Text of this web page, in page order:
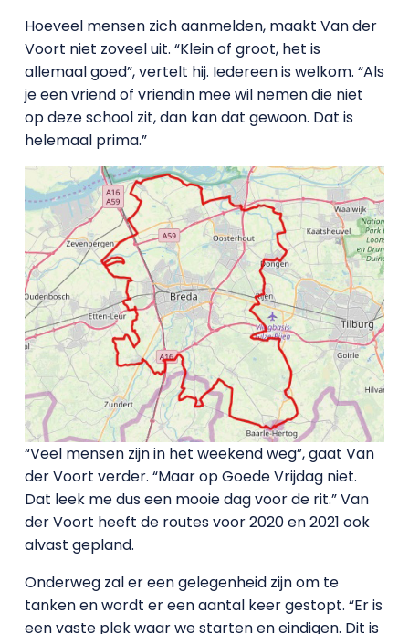
Hoeveel mensen zich aanmelden, maakt Van der
Voort niet zoveel uit. “Klein of groot, het is
allemaal goed”, vertelt hij. Iedereen is welkom. “Als
je een vriend of vriendin mee wil nemen die niet
op deze school zit, dan kan dat gewoon. Dat is
helemaal prima.”
“Veel mensen zijn in het weekend weg”, gaat Van
der Voort verder. “Maar op Goede Vrijdag niet.
Dat leek me dus een mooie dag voor de rit.” Van
der Voort heeft de routes voor 2020 en 2021 ook
alvast gepland.
Onderweg zal er een gelegenheid zijn om te
tanken en wordt er een aantal keer gestopt. “Er is
een vaste plek waar we starten en eindigen. Dit is